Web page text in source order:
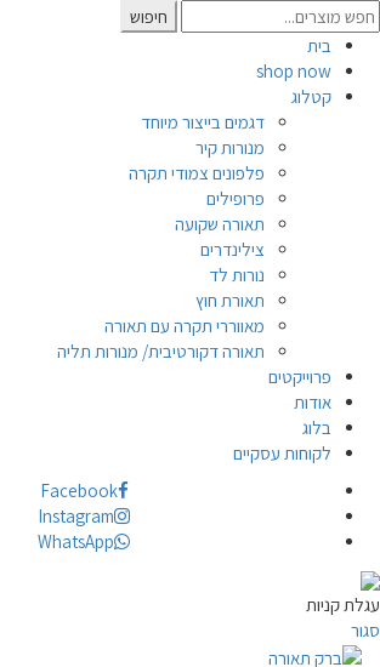
Search
for:
חיפוש
בית
shop now
קטלוג
דגמים בייצור מיוחד
מנורות קיר
פלפונים צמודי תקרה
פרופילים
תאורה שקועה
צילינדרים
נורות לד
תאורת חוץ
מאווררי תקרה עם תאורה
תאורה דקורטיבית/ מנורות תליה
פרוייקטים
אודות
בלוג
לקוחות עסקיים
Facebook
Instagram
WhatsApp
עגלת קניות
סגור